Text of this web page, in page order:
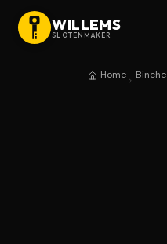
WILLEMS
SLOTENMAKER
Home Binche